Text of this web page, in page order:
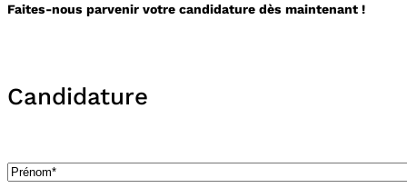
Faites-nous parvenir votre candidature dès maintenant !
Candidature
Prénom